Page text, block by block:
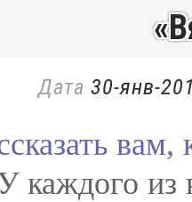
Дата 30-янв-
каждого из